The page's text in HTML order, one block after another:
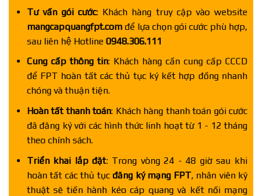
Tư vấn gói cước: Khách hàng truy cập vào website
mangcapquangfpt.comđể lựa chọn gói cước phù hợp,
sau liên hệ Hotline 0948.306.111
Cung cấp thông tin: Khách hàng cần cung cấp CCCD
để FPT hoàn tất các thủ tục ký kết hợp đồng nhanh
chóng và thuận tiện.
Hoàn tất thanh toán: Khách hàng thanh toán gói cước
đã đăng ký với các hình thức linh hoạt từ 1 - 12 tháng
theo chính sách.
Triển khai lắp đặt: Trong vòng 24 - 48 giờ sau khi
hoàn tất các thủ tục đăng ký mạng FPT, nhân viên kỹ
thuật sẽ tiến hành kéo cáp quang và kết nối mạng